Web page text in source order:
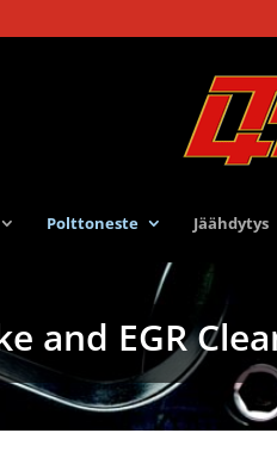
Polttoneste Jäähdytys
and EGR